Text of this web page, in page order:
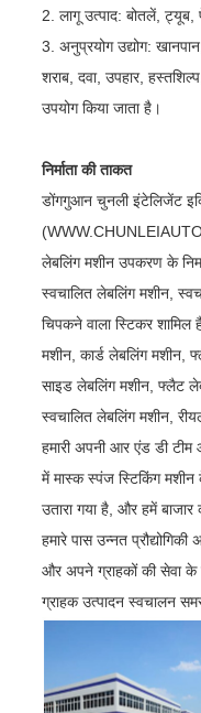
2. लागू उत्पाद: बोतलें,
3. अनुप्रयोग उद्योग:
शराब, दवा, उपहार,
उपयोग किया जाता है।
निर्माता की ताकत
डोंगगुआन चुनली इंटेलिजेंट
लेबलिंग मशीन उपकरण के
स्वचालित लेबलिंग मशीन,
चिपकने वाला स्टिकर
मशीन, कार्ड लेबलिंग मशीन,
साइड लेबलिंग मशीन, फ्लैट
स्वचालित लेबलिंग मशीन,
हमारी अपनी आर एंड डी
में मास्क स्पंज स्टिकिंग
उतारा गया है, और हमें बाजार
हमारे पास उन्नत
और अपने ग्राहकों की सेवा के
ग्राहक उत्पादन स्वचालन